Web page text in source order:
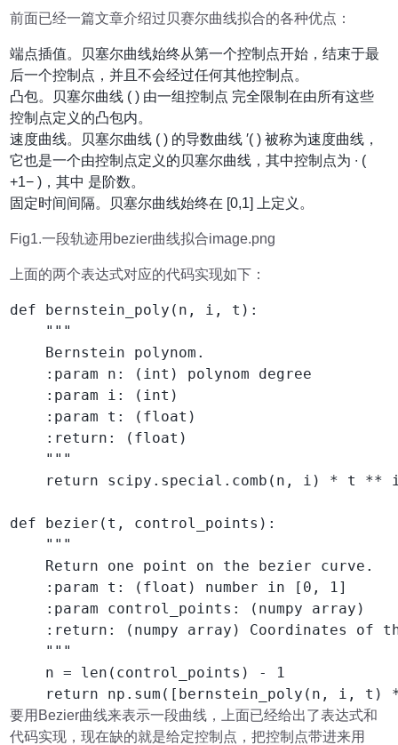
前面已经一篇文章介绍过贝赛尔曲线拟合的各种优点：
端点插值。贝塞尔曲线始终从第一个控制点开始，结束于最
后一个控制点，并且不会经过任何其他控制点。
凸包。贝塞尔曲线 ( ) 由一组控制点 完全限制在由所有这些
控制点定义的凸包内。
速度曲线。贝塞尔曲线 ( ) 的导数曲线 ′( ) 被称为速度曲线，
它也是一个由控制点定义的贝塞尔曲线，其中控制点为 ∙ (
+1− )，其中 是阶数。
固定时间间隔。贝塞尔曲线始终在 [0,1] 上定义。
Fig1.一段轨迹用bezier曲线拟合image.png
上面的两个表达式对应的代码实现如下：
def bernstein_poly(n, i, t):
    """
    Bernstein polynom.
    :param n: (int) polynom degree
    :param i: (int)
    :param t: (float)
    :return: (float)
    """
return scipy.special.comb(n, i) * t **
def bezier(t, control_points):
    """
    Return one point on the bezier curve.
    :param t: (float) number in [0, 1]
    :param control_points: (numpy array)
:return: (numpy array) Coordinates of
    """
    n = len(control_points) - 1
return np.sum([bernstein_poly(n, i, t)
要用Bezier曲线来表示一段曲线，上面已经给出了表达式和
代码实现，现在缺的就是给定控制点，把控制点带进来用